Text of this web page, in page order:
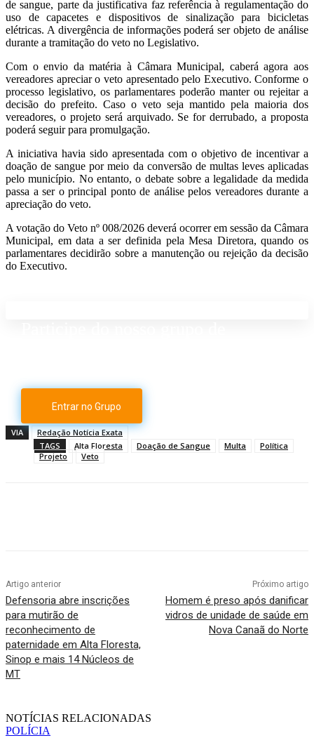
de sangue, parte da justificativa faz referência à regulamentação do
uso de capacetes e dispositivos de sinalização para bicicletas
elétricas. A divergência de informações poderá ser objeto de análise
durante a tramitação do veto no Legislativo.
Com o envio da matéria à Câmara Municipal, caberá agora aos
vereadores apreciar o veto apresentado pelo Executivo. Conforme o
processo legislativo, os parlamentares poderão manter ou rejeitar a
decisão do prefeito. Caso o veto seja mantido pela maioria dos
vereadores, o projeto será arquivado. Se for derrubado, a proposta
poderá seguir para promulgação.
A iniciativa havia sido apresentada com o objetivo de incentivar a
doação de sangue por meio da conversão de multas leves aplicadas
pelo município. No entanto, o debate sobre a legalidade da medida
passa a ser o principal ponto de análise pelos vereadores durante a
apreciação do veto.
A votação do Veto nº 008/2026 deverá ocorrer em sessão da Câmara
Municipal, em data a ser definida pela Mesa Diretora, quando os
parlamentares decidirão sobre a manutenção ou rejeição da decisão
do Executivo.
Entrar no Grupo
VIA
Redação Notícia Exata
TAGS
Alta Floresta Doação de Sangue Multa
Política
Projeto
Veto
Artigo anterior
Defensoria abre inscrições
para mutirão de
reconhecimento de
paternidade em Alta Floresta,
Sinop e mais 14 Núcleos de
MT
Próximo artigo
Homem é preso após danificar
vidros de unidade de saúde em
Nova Canaã do Norte
NOTÍCIAS RELACIONADAS
POLÍCIA